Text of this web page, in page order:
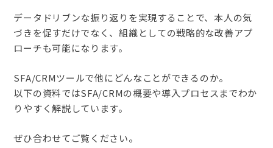
データドリブンな振り返りを実現することで、本人の気
づきを促すだけでなく、組織としての戦略的な改善アプ
ローチも可能になります。
SFA/CRMツールで他にどんなことができるのか。
以下の資料ではSFA/CRMの概要や導入プロセスまでわか
りやすく解説しています。
ぜひ合わせてご覧ください。